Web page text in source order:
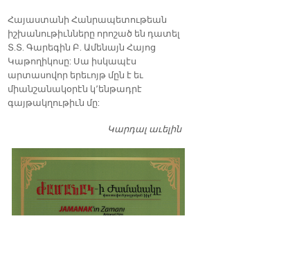
​Հայաստանի Հանրապետութեան
իշխանութիւնները որոշած են դատել
Տ.Տ. Գարեգին Բ. Ամենայն Հայոց
Կաթողիկոսը: Սա իսկապէս
արտասովոր երեւոյթ մըն է եւ
միանշանակօրէն կ՚ենթադրէ
գայթակղութիւն մը:
Կարդալ աւելինԴատել…